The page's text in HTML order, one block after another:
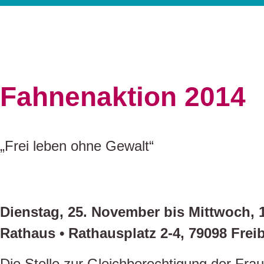
Fahnenaktion 2014
„Frei leben ohne Gewalt“
Dienstag, 25. November bis Mittwoch,
Rathaus • Rathausplatz 2-4, 79098